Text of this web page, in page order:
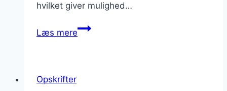
hvilket giver mulighed…
Læs mereBønnesalat
Opskrifter